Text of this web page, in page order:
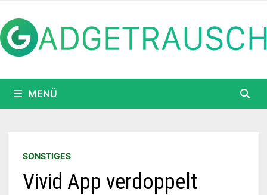
Inhalt
springen
MENÜ
SONSTIGES
Vivid App verdoppelt